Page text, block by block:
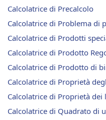
Calcolatrice di Precalcolo
Calcolatrice di Problema di
Calcolatrice di Prodotti
Calcolatrice di Prodotto
Calcolatrice di Prodotto di
Calcolatrice di Proprietà
Calcolatrice di Proprietà
Calcolatrice di Quadrato di